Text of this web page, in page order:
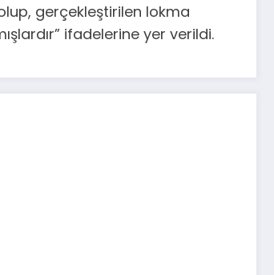
gerçekleştirilen lokma
ifadelerine yer verildi.